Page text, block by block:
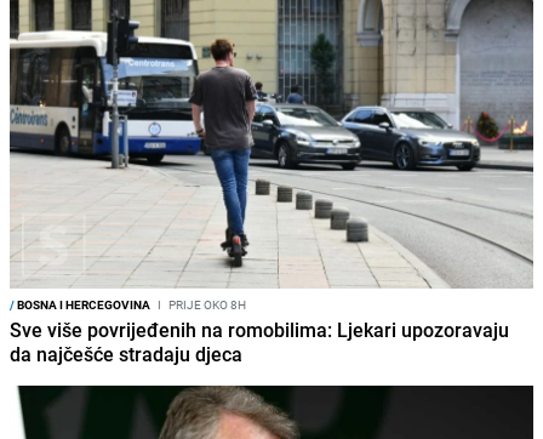
/BOSNA I HERCEGOVINA I PRIJE OKO 8H
Sve više povrijeđenih na romobilima: Ljekari upozoravaju
da najčešće stradaju djeca